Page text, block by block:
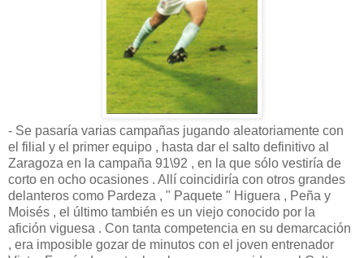
- Se pasaría varias campañas jugando aleatoriamente con
el filial y el primer equipo , hasta dar el salto definitivo al
Zaragoza en la campaña 91\92 , en la que sólo vestiría de
corto en ocho ocasiones . Allí coincidiría con otros grandes
delanteros como Pardeza , " Paquete " Higuera , Peña y
Moisés , el último también es un viejo conocido por la
afición viguesa . Con tanta competencia en su demarcación
, era imposible gozar de minutos con el joven entrenador